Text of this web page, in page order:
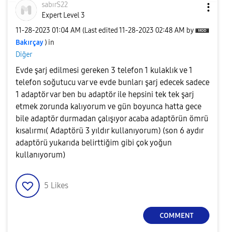
sabırS22
Expert Level 3
‎11-28-2023 01:04 AM (Last edited ‎11-28-2023 02:48 AM by
Bakırçay ) in
Diğer
Evde şarj edilmesi gereken 3 telefon 1 kulaklık ve 1
telefon soğutucu var ve evde bunları şarj edecek sadece
1 adaptör var ben bu adaptör ile hepsini tek tek şarj
etmek zorunda kalıyorum ve gün boyunca hatta gece
bile adaptör durmadan çalışıyor acaba adaptörün ömrü
kısalırmı( Adaptörü 3 yıldır kullanıyorum) (son 6 aydır
adaptörü yukarıda belirttiğim gibi çok yoğun
kullanıyorum)
5 Likes
COMMENT